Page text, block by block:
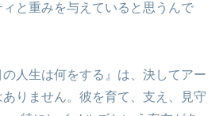
と重みを与えていると思うんで
の人生は何をする』は、決してアー
りません。彼を育て、支え、見守